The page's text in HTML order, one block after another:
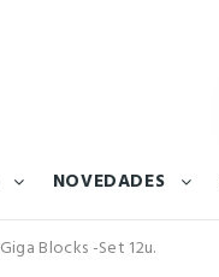
NOVEDADES
Giga Blocks -Set 12u.